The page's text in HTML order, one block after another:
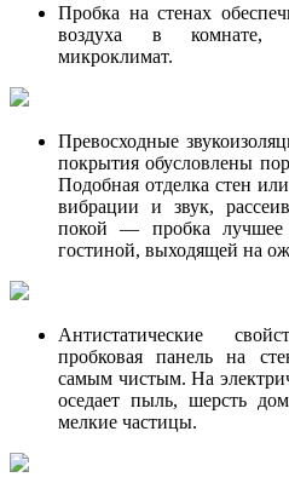
Пробка на стенах
воздуха в комнате,
микроклимат.
Превосходные
покрытия обусловлены
Подобная отделка стен
вибрации и звук,
покой — пробка лучшее
гостиной, выходящей на
Антистатические
пробковая панель на
самым чистым. На
оседает пыль, шерсть
мелкие частицы.